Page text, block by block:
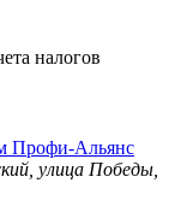
налогов
Профи-Альянс
улица Победы,